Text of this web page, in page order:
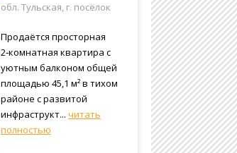
обл. Тульская, г. посёлок
Пушкина, 7
Продаётся просторная
2‑комнатная квартира с
уютным балконом общей
площадью 45,1 м² в тихом
районе с развитой
инфраструкт... читать
полностью